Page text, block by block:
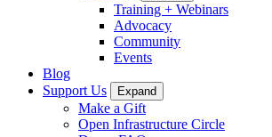
Training + Webinars
Advocacy
Community
Events
Blog
Support Us
Expand
Make a Gift
Open Infrastructure Circle